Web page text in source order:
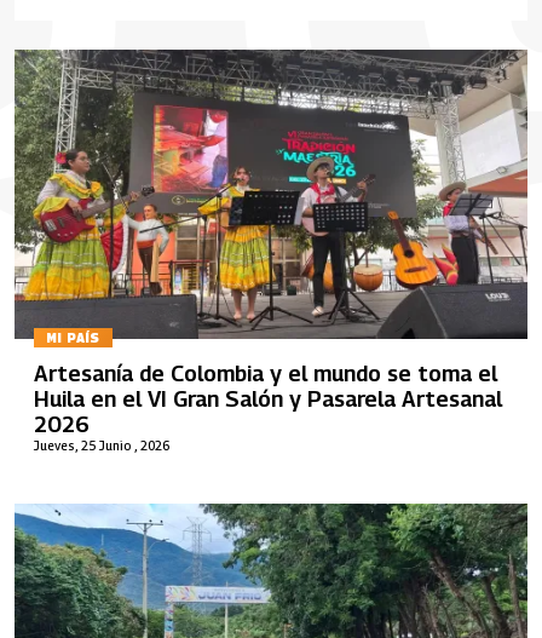
MI PAÍS
Jueves, 25 Junio , 2026
Artesanía de Colombia y el mundo se toma el
Huila en el VI Gran Salón y Pasarela Artesanal
2026